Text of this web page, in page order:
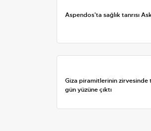
Aspendos'ta sağlık tanrısı
Giza piramitlerinin zirvesinde
gün yüzüne çıktı